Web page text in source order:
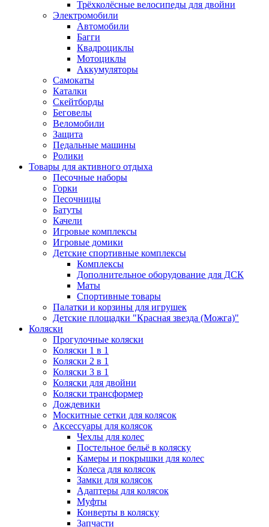
Трёхколёсные велосипеды для двойни
Электромобили
Автомобили
Багги
Квадроциклы
Мотоциклы
Аккумуляторы
Самокаты
Каталки
Скейтборды
Беговелы
Веломобили
Защита
Педальные машины
Ролики
Товары для активного отдыха
Песочные наборы
Горки
Песочницы
Батуты
Качели
Игровые комплексы
Игровые домики
Детские спортивные комплексы
Комплексы
Дополнительное оборудование для ДСК
Маты
Спортивные товары
Палатки и корзины для игрушек
Детские площадки "Красная звезда (Можга)"
Коляски
Прогулочные коляски
Коляски 1 в 1
Коляски 2 в 1
Коляски 3 в 1
Коляски для двойни
Коляски трансформер
Дождевики
Москитные сетки для колясок
Аксессуары для колясок
Чехлы для колес
Постельное бельё в коляску
Камеры и покрышки для колес
Колеса для колясок
Замки для колясок
Адаптеры для колясок
Муфты
Конверты в коляску
Запчасти